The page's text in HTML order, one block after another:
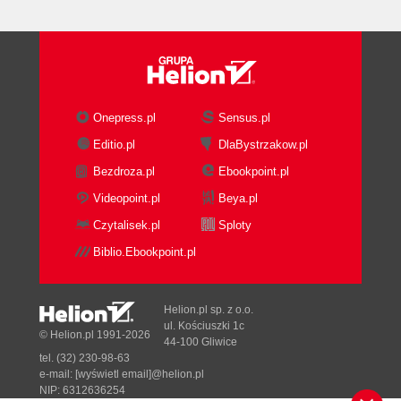
Zmienne logiczne (94)
Przechowywanie zmiennych (95)
System dwójkowy (95)
Reprezentowanie wartości (96)
Przekształcanie wartości (98)
Metody (100)
Dlaczego warto używać metod? (100)
Nazwy metod (107)
Zasięg (108)
Podsumowanie (110)
Ćwiczenia (111)
Ćwiczenie 1. (111)
Ćwiczenie 2. (111)
Rozdział 4. Sterowanie przebiegiem programu (113)
Onepress.pl
Sensus.pl
Editio.pl
DlaBystrzakow.pl
Bezdroza.pl
Ebookpoint.pl
Videopoint.pl
Beya.pl
Czytalisek.pl
Sploty
Biblio.Ebookpoint.pl
© Helion.pl 1991-2026
Helion.pl sp. z o.o.
ul. Kościuszki 1c
44-100 Gliwice
tel. (32) 230-98-63
e-mail: [wyświetl email]@helion.pl
NIP: 6312636254